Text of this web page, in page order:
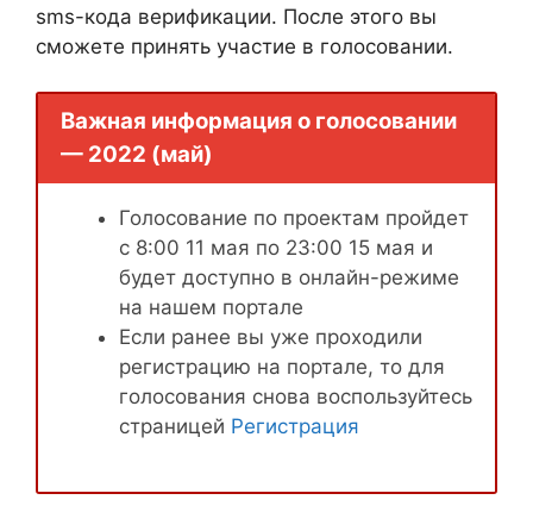
sms-кода верификации. После этого вы
сможете принять участие в голосовании.
Важная информация о голосовании
— 2022 (май)
Голосование по проектам пройдет
с 8:00 11 мая по 23:00 15 мая и
будет доступно в онлайн-режиме
на нашем портале
Если ранее вы уже проходили
регистрацию на портале, то для
голосования снова воспользуйтесь
страницей Регистрация